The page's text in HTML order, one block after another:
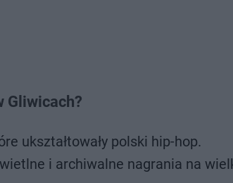
Gliwicach?
ukształtowały polski hip-hop.
i archiwalne nagrania na